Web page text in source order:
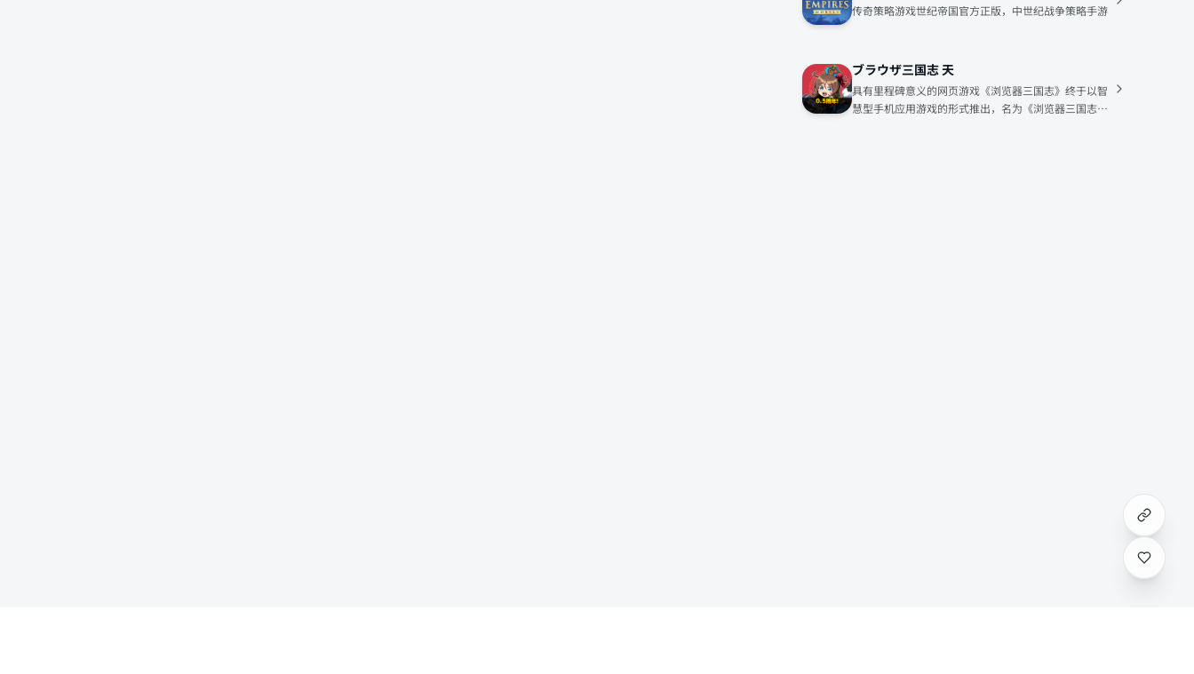
传奇策略游戏世纪帝国官方正版，中世纪战争策略手游
ブラウザ三国志 天
具有里程碑意义的网页游戏《浏览器三国志》终于以智
慧型手机应用游戏的形式推出，名为《浏览器三国志